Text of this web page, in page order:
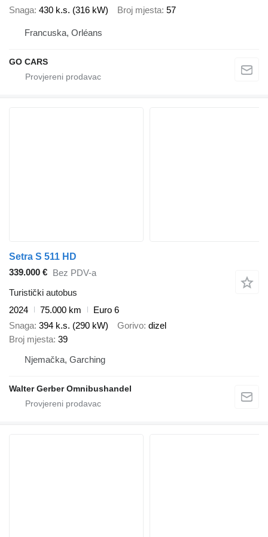
Snaga 430 k.s. (316 kW) Broj mjesta 57
Francuska, Orléans
GO CARS
Setra S 511 HD
339.000 € Bez PDV-a
Turistički autobus
2024
75.000 km
Euro 6
Snaga 394 k.s. (290 kW) Gorivo dizel
Broj mjesta 39
Njemačka, Garching
Walter Gerber Omnibushandel